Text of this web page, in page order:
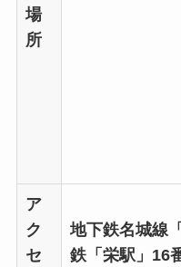
場
所
ア
ク
セ
地下鉄名城線
鉄「栄駅」16